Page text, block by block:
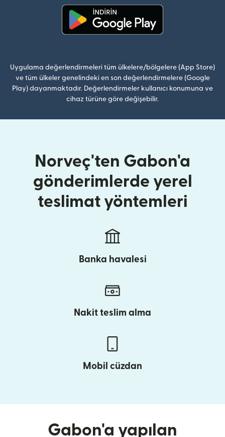
Uygulama değerlendirmeleri tüm ülkelere/bölgelere (App Store)
ve tüm ülkeler genelindeki en son değerlendirmelere (Google
Play) dayanmaktadır. Değerlendirmeler kullanıcı konumuna ve
cihaz türüne göre değişebilir.
Norveç'ten Gabon'a
gönderimlerde yerel
teslimat yöntemleri
Banka havalesi
Nakit teslim alma
Mobil cüzdan
Gabon'a yapılan